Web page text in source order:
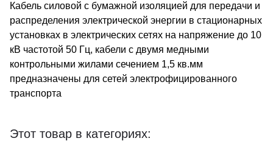
Кабель силовой с бумажной изоляцией для передачи и
распределения электрической энергии в стационарных
установках в электрических сетях на напряжение до 10
кВ частотой 50 Гц, кабели с двумя медными
контрольными жилами сечением 1,5 кв.мм
предназначены для сетей электрофицированного
транспорта
Этот товар в категориях: